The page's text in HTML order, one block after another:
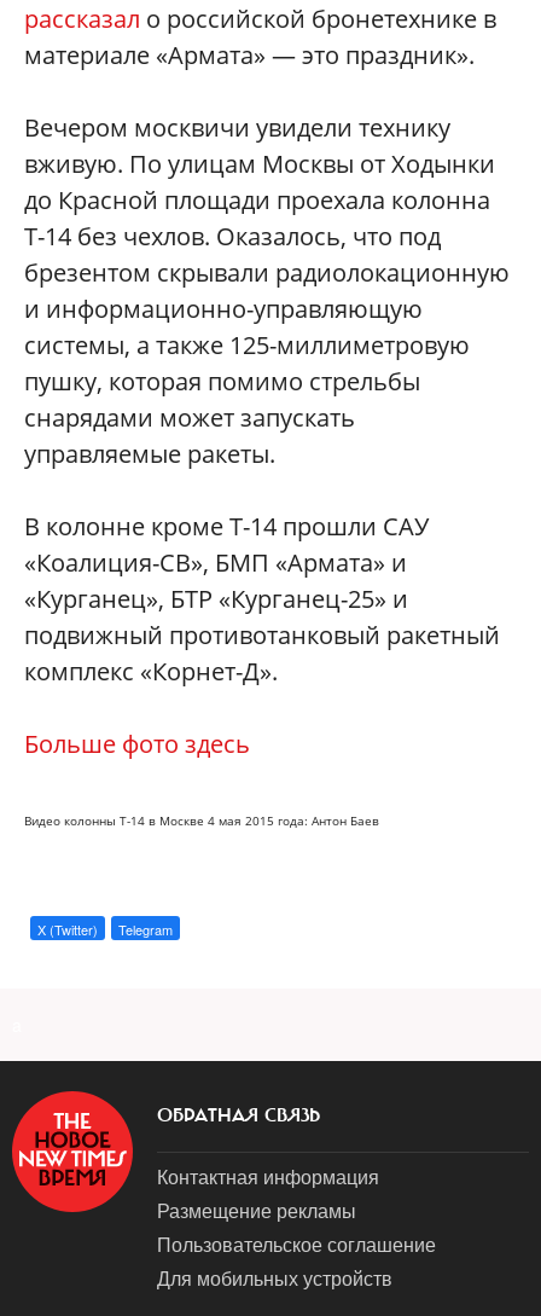
рассказал о российской бронетехнике в
материале «Армата» — это праздник».
Вечером москвичи увидели технику
вживую. По улицам Москвы от Ходынки
до Красной площади проехала колонна
Т-14 без чехлов. Оказалось, что под
брезентом скрывали радиолокационную
и информационно-управляющую
системы, а также 125-миллиметровую
пушку, которая помимо стрельбы
снарядами может запускать
управляемые ракеты.
В колонне кроме Т-14 прошли САУ
«Коалиция-СВ», БМП «Армата» и
«Курганец», БТР «Курганец-25» и
подвижный противотанковый ракетный
комплекс «Корнет-Д».
Больше фото здесь
Видео колонны Т-14 в Москве 4 мая 2015 года: Антон Баев
X (Twitter) Telegram
ОБРАТНАЯ СВЯЗЬ
Контактная информация
Размещение рекламы
Пользовательское соглашение
Для мобильных устройств